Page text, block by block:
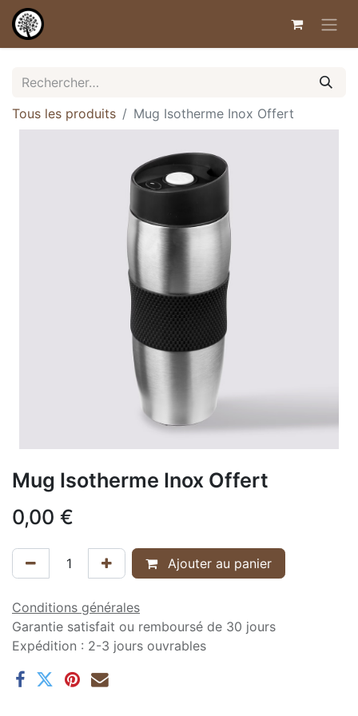
Tous les produits Mug Isotherme Inox Offert
Mug Isotherme Inox Offert
0,00 €
Ajouter au panier
Conditions générales
Garantie satisfait ou remboursé de 30 jours
Expédition : 2-3 jours ouvrables